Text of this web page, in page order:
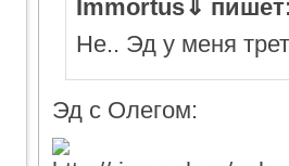
Immortus⇓
Не.. Эд у меня
Эд с Олегом: